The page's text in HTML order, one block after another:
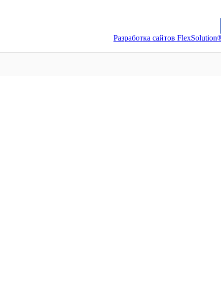
Разработка сайтов